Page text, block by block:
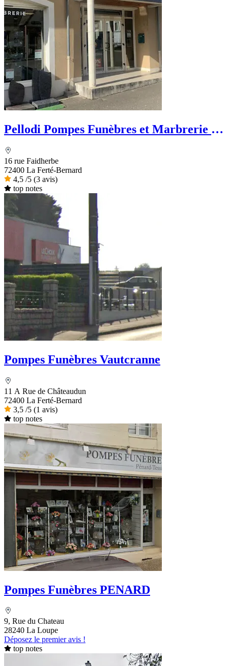
Pellodi Pompes Funèbres et Marbrerie -
16 rue Faidherbe
72400 La Ferté-Bernard
4,5 /5 (3 avis)
top notes
Pompes Funèbres Vautcranne
11 A Rue de Châteaudun
72400 La Ferté-Bernard
3,5 /5 (1 avis)
top notes
Pompes Funèbres PENARD
9, Rue du Chateau
28240 La Loupe
Déposez le premier avis !
top notes